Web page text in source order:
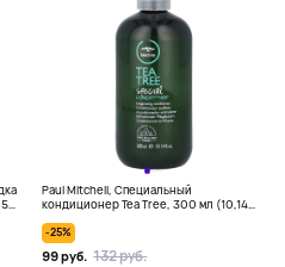
Paul Mitchell, Специальный
кондиционер Tea Tree, 300 мл (10,14
-25%
99 руб. 132 руб.